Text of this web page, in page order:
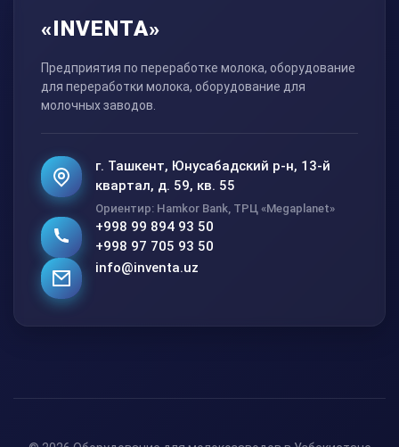
«INVENTA»
Предприятия по переработке молока, оборудование
для переработки молока, оборудование для
молочных заводов.
г. Ташкент, Юнусабадский р-н, 13-й
квартал, д. 59, кв. 55
Ориентир: Hamkor Bank, ТРЦ «Megaplanet»
+998 99 894 93 50
+998 97 705 93 50
info@inventa.uz